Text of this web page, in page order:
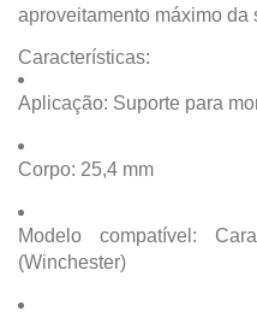
aproveitamento máximo da
Características:
Aplicação: Suporte para
Corpo: 25,4 mm
Modelo compatível:
(Winchester)